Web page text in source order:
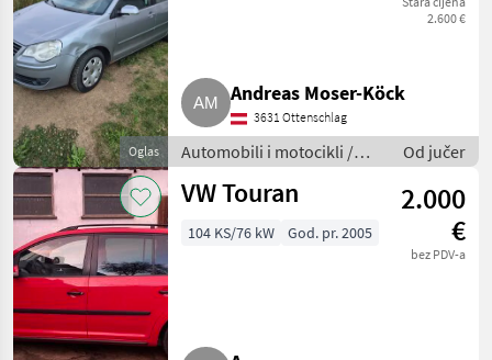
Oglas
2.600 €
Andreas Moser-Köck
3631 Ottenschlag
Automobili i motocikli /
Limuzine
Od jučer
VW Touran
2.000
€
bez PDV-a
104 KS/76 kW God. pr. 2005